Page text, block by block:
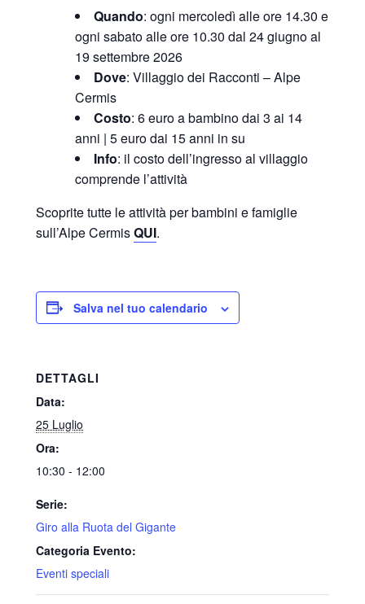
Quando: ogni mercoledì alle ore 14.30 e
ogni sabato alle ore 10.30 dal 24 giugno al
19 settembre 2026
Dove: Villaggio dei Racconti – Alpe
Cermis
Costo: 6 euro a bambino dai 3 ai 14
anni | 5 euro dai 15 anni in su
Info: il costo dell’ingresso al villaggio
comprende l’attività
Scoprite tutte le attività per bambini e famiglie
sull’Alpe CermisQUI.
Salva nel tuo calendario
DETTAGLI
Data:
25 Luglio
Ora:
10:30 - 12:00
Serie:
Giro alla Ruota del Gigante
Categoria Evento:
Eventi speciali